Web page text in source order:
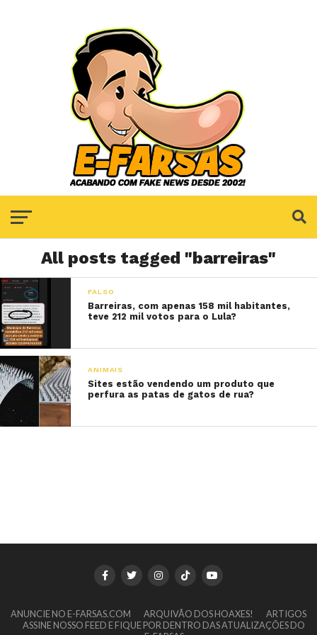
All posts tagged "barreiras"
FALSO
Barreiras, com apenas 158 mil habitantes,
teve 212 mil votos para o Lula?
ANIMAIS
Sites estão vendendo um produto que
perfura as patas de gatos de rua?
ANUNCIE NO E-FARSAS.COM ARQUIVÃO DOS HOAXES!
ARTIGOS
ASSINE NOSSO FEED E FIQUE POR DENTRO DAS ATUALIZAÇÕES DO